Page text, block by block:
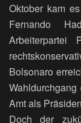
Oktober kam
Fernando
Bolsonaro
Amt als
Doch der